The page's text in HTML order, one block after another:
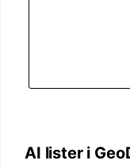
AI lister i